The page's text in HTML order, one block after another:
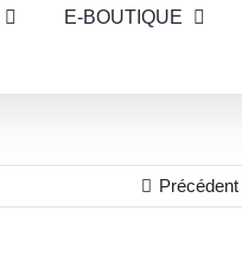
E-BOUTIQUE
Précédent